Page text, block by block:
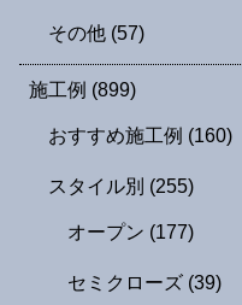
その他 (57)
施工例 (899)
おすすめ施工例 (160)
スタイル別 (255)
オープン (177)
セミクローズ (39)